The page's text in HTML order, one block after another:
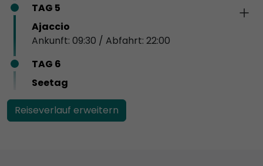
TAG 5
Ajaccio
Ankunft: 09:30 / Abfahrt: 22:00
TAG 6
Seetag
Reiseverlauf erweitern